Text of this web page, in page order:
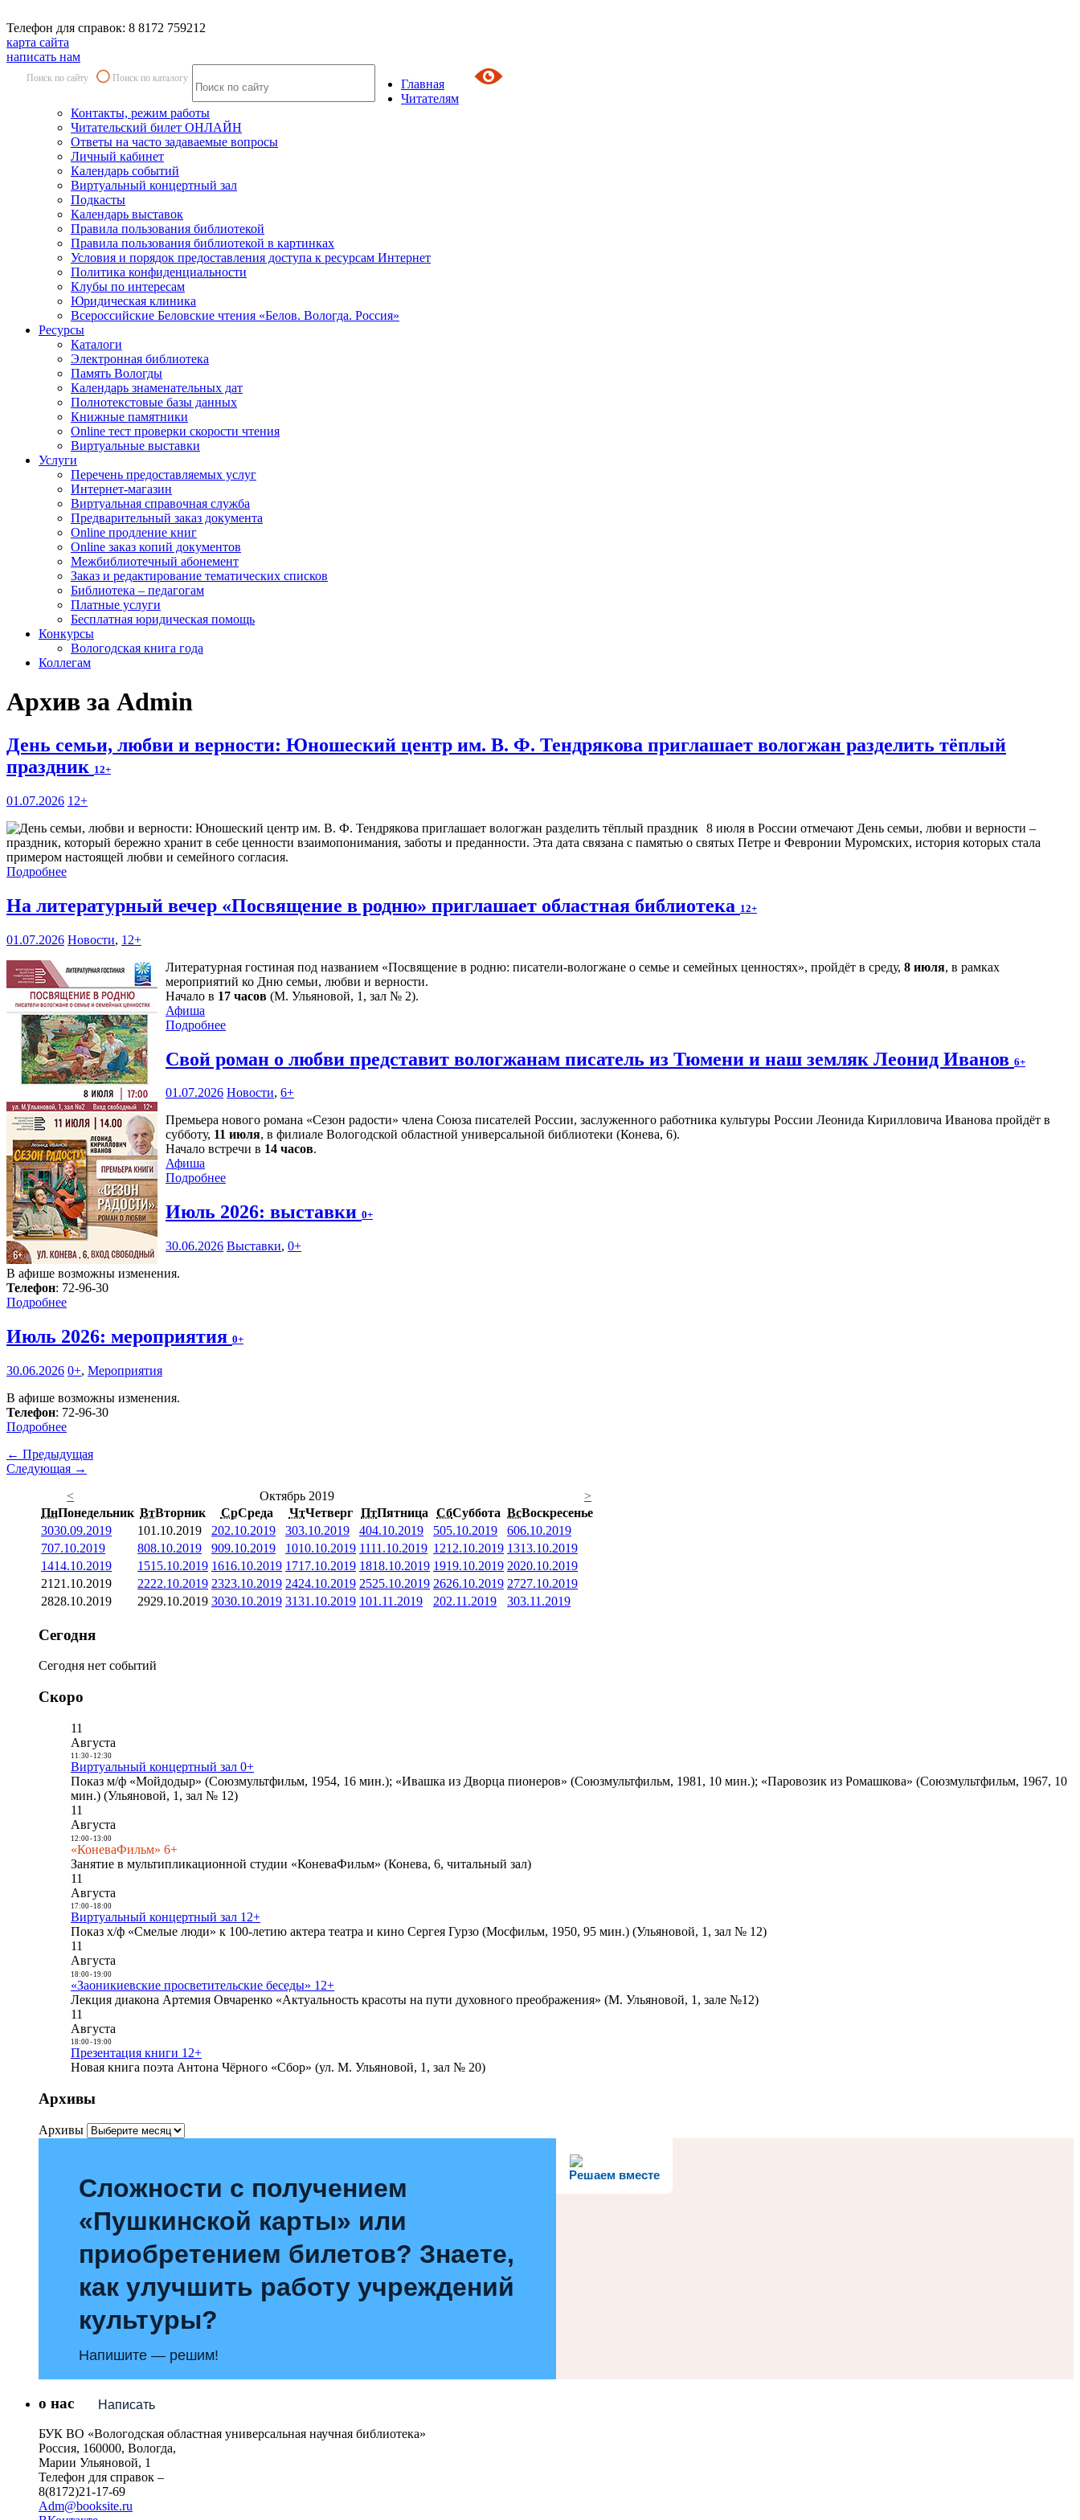
Телефон для справок: 8 8172 759212
карта сайта
написать нам
Поиск по сайту Поиск по каталогу
Главная
Читателям
Контакты, режим работы
Читательский билет ОНЛАЙН
Ответы на часто задаваемые вопросы
Личный кабинет
Календарь событий
Виртуальный концертный зал
Подкасты
Календарь выставок
Правила пользования библиотекой
Правила пользования библиотекой в картинках
Условия и порядок предоставления доступа к ресурсам Интернет
Политика конфиденциальности
Клубы по интересам
Юридическая клиника
Всероссийские Беловские чтения «Белов. Вологда. Россия»
Ресурсы
Каталоги
Электронная библиотека
Память Вологды
Календарь знаменательных дат
Полнотекстовые базы данных
Книжные памятники
Online тест проверки скорости чтения
Виртуальные выставки
Услуги
Перечень предоставляемых услуг
Интернет-магазин
Виртуальная справочная служба
Предварительный заказ документа
Online продление книг
Online заказ копий документов
Межбиблиотечный абонемент
Заказ и редактирование тематических списков
Библиотека – педагогам
Платные услуги
Бесплатная юридическая помощь
Конкурсы
Вологодская книга года
Коллегам
Архив за Admin
День семьи, любви и верности: Юношеский центр им. В. Ф. Тендрякова приглашает вологжан разделить тёплый
праздник 12+
01.07.2026 12+
8 июля в России отмечают День семьи, любви и верности –
праздник, который бережно хранит в себе ценности взаимопонимания, заботы и преданности. Эта дата связана с памятью о святых Петре и Февронии Муромских, история которых стала
примером настоящей любви и семейного согласия.
Подробнее
На литературный вечер «Посвящение в родню» приглашает областная библиотека 12+
01.07.2026 Новости, 12+
Литературная гостиная под названием «Посвящение в родню: писатели-вологжане о семье и семейных ценностях», пройдёт в среду, 8 июля, в рамках
мероприятий ко Дню семьи, любви и верности.
Начало в 17 часов (М. Ульяновой, 1, зал № 2).
Афиша
Подробнее
Свой роман о любви представит вологжанам писатель из Тюмени и наш земляк Леонид Иванов 6+
01.07.2026 Новости, 6+
Премьера нового романа «Сезон радости» члена Союза писателей России, заслуженного работника культуры России Леонида Кирилловича Иванова пройдёт в
субботу, 11 июля, в филиале Вологодской областной универсальной библиотеки (Конева, 6).
Начало встречи в 14 часов.
Афиша
Подробнее
Июль 2026: выставки 0+
30.06.2026 Выставки, 0+
В афише возможны изменения.
Телефон: 72-96-30
Подробнее
Июль 2026: мероприятия 0+
30.06.2026 0+, Мероприятия
В афише возможны изменения.
Телефон: 72-96-30
Подробнее
← Предыдущая
Следующая →
<
Октябрь 2019
>
ПнПонедельник ВтВторник СрСреда ЧтЧетверг ПтПятница СбСуббота ВсВоскресенье
3030.09.2019 101.10.2019 202.10.2019 303.10.2019 404.10.2019 505.10.2019 606.10.2019
707.10.2019 808.10.2019 909.10.2019 1010.10.2019 1111.10.2019 1212.10.2019 1313.10.2019
1414.10.2019 1515.10.2019 1616.10.2019 1717.10.2019 1818.10.2019 1919.10.2019 2020.10.2019
21 21.10.2019 2222.10.2019 2323.10.2019 2424.10.2019 2525.10.2019 2626.10.2019 2727.10.2019
2828.10.2019 2929.10.2019 3030.10.2019 3131.10.2019 101.11.2019 202.11.2019 303.11.2019
Сегодня
Сегодня нет событий
Скоро
11
Августа
11:30- 12:30
Виртуальный концертный зал 0+
Показ м/ф «Мойдодыр» (Союзмультфильм, 1954, 16 мин.); «Ивашка из Дворца пионеров» (Союзмультфильм, 1981, 10 мин.); «Паровозик из Ромашкова» (Союзмультфильм, 1967, 10
мин.) (Ульяновой, 1, зал № 12)
11
Августа
12:00- 13:00
«КоневаФильм» 6+
Занятие в мультипликационной студии «КоневаФильм» (Конева, 6, читальный зал)
11
Августа
17:00- 18:00
Виртуальный концертный зал 12+
Показ х/ф «Смелые люди» к 100-летию актера театра и кино Сергея Гурзо (Мосфильм, 1950, 95 мин.) (Ульяновой, 1, зал № 12)
11
Августа
18:00- 19:00
«Заоникиевские просветительские беседы» 12+
Лекция диакона Артемия Овчаренко «Актуальность красоты на пути духовного преображения» (М. Ульяновой, 1, зале №12)
11
Августа
18:00- 19:00
Презентация книги 12+
Новая книга поэта Антона Чёрного «Сбор» (ул. М. Ульяновой, 1, зал № 20)
Архивы
Архивы
Решаем вместе
Сложности с получением
«Пушкинской карты» или
приобретением билетов? Знаете,
как улучшить работу учреждений
культуры?
Напишите — решим!
Написать
о нас
БУК ВО «Вологодская областная универсальная научная библиотека»
Россия, 160000, Вологда,
Марии Ульяновой, 1
Телефон для справок –
8(8172)21-17-69
Adm@booksite.ru